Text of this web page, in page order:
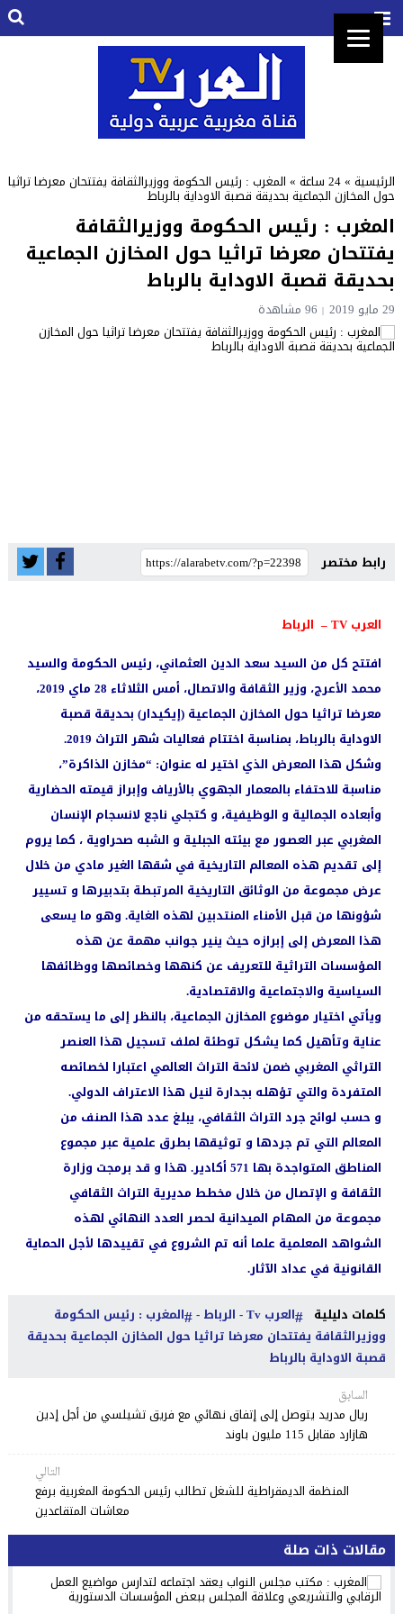
الرئيسية »24 ساعة »المغرب : رئيس الحكومة ووزيرالثقافة يفتتحان معرضا تراثيا
حول المخازن الجماعية بحديقة قصبة الاوداية بالرباط
المغرب : رئيس الحكومة ووزيرالثقافة
يفتتحان معرضا تراثيا حول المخازن الجماعية
بحديقة قصبة الاوداية بالرباط
29 مايو 2019 96 مشاهدة
رابط مختصر
العرب TV – الرباط
افتتح كل من السيد سعد الدين العثماني، رئيس الحكومة والسيد
محمد الأعرج، وزير الثقافة والاتصال، أمس الثلاثاء 28 ماي 2019،
معرضا تراثيا حول المخازن الجماعية (إيكيدار) بحديقة قصبة
الاوداية بالرباط، بمناسبة اختتام فعاليات شهر التراث 2019.
وشكل هذا المعرض الذي اختير له عنوان: “مخازن الذاكرة”،
مناسبة للاحتفاء بالمعمار الجهوي بالأرياف وإبراز قيمته الحضارية
وأبعاده الجمالية و الوظيفية، و كتجلي ناجع لانسجام الإنسان
المغربي عبر العصور مع بيئته الجبلية و الشبه صحراوية ، كما يروم
إلى تقديم هذه المعالم التاريخية في شقها الغير مادي من خلال
عرض مجموعة من الوثائق التاريخية المرتبطة بتدبيرها و تسيير
شؤونها من قبل الأمناء المنتدبين لهذه الغاية. وهو ما يسعى
هذا المعرض إلى إبرازه حيث ينير جوانب مهمة عن هذه
المؤسسات التراثية للتعريف عن كنهها وخصائصها ووظائفها
السياسية والاجتماعية والاقتصادية.
ويأتي اختيار موضوع المخازن الجماعية، بالنظر إلى ما يستحقه من
عناية وتأهيل كما يشكل توطئة لملف تسجيل هذا العنصر
التراثي المغربي ضمن لائحة التراث العالمي اعتبارا لخصائصه
المتفردة والتي تؤهله بجدارة لنيل هذا الاعتراف الدولي.
و حسب لوائح جرد التراث الثقافي، يبلغ عدد هذا الصنف من
المعالم التي تم جردها و توثيقها بطرق علمية عبر مجموع
المناطق المتواجدة بها 571 أكادير. هذا و قد برمجت وزارة
الثقافة و الإتصال من خلال مخطط مديرية التراث الثقافي
مجموعة من المهام الميدانية لحصر العدد النهائي لهذه
الشواهد المعلمية علما أنه تم الشروع في تقييدها لأجل الحماية
القانونية في عداد الآثار.
كلمات دليلية العرب Tv - الرباط -
المغرب : رئيس الحكومة
ووزيرالثقافة يفتتحان معرضا تراثيا حول المخازن الجماعية بحديقة
قصبة الاوداية بالرباط
السابق
ريال مدريد يتوصل إلى إتفاق نهائي مع فريق تشيلسي من أجل إدين
هازارد مقابل 115 مليون باوند
التالي
المنظمة الديمقراطية للشغل تطالب رئيس الحكومة المغربية برفع
معاشات المتقاعدين
مقالات ذات صلة